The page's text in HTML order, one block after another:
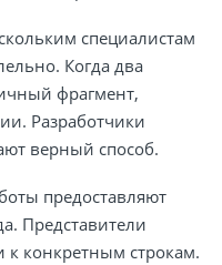
специалистам
Когда два
фрагмент,
Разработчики
верный способ.
предоставляют
Представители
к конкретным строкам.